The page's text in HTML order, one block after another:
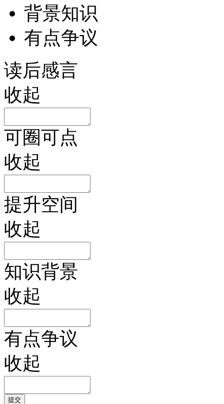
背景知识
有点争议
读后感言
收起
可圈可点
收起
提升空间
收起
知识背景
收起
有点争议
收起